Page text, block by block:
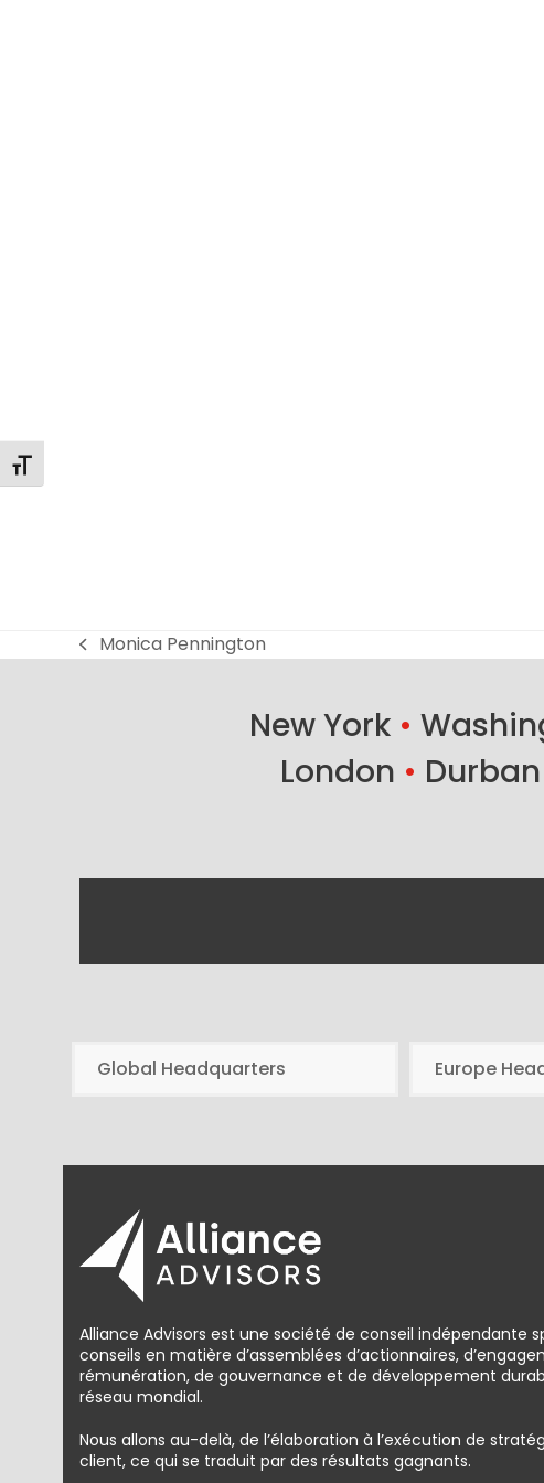
Changer la taille de la police
previous
Monica Pennington
New York •
London • Durban
Global Headquarters Europe
Alliance Advisors est une société de conseil indépendante
conseils en matière d’assemblées d’actionnaires,
rémunération, de gouvernance et de développement
réseau mondial.
Nous allons au-delà, de l’élaboration à l’exécution de
client, ce qui se traduit par des résultats gagnants.